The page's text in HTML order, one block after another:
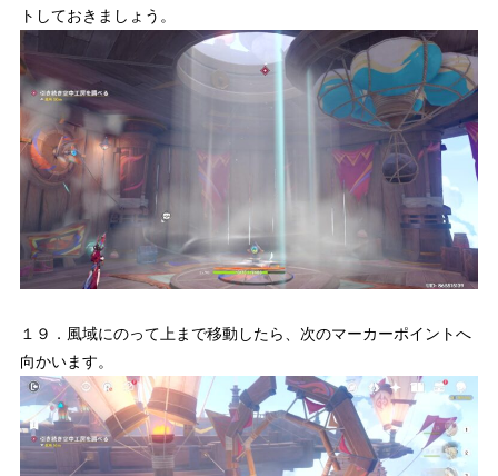
トしておきましょう。
１９．風域にのって上まで移動したら、次のマーカーポイントへ
向かいます。